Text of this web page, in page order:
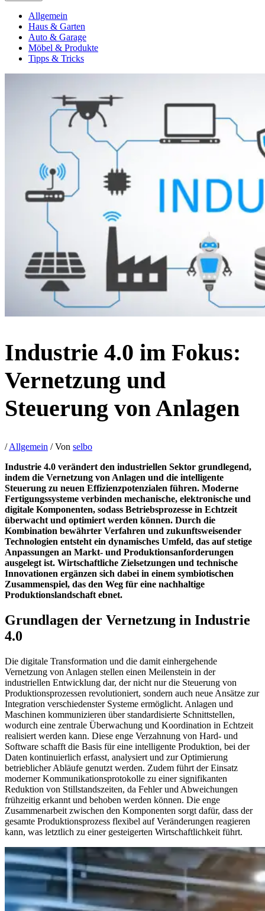
Allgemein
Haus & Garten
Auto & Garage
Möbel & Produkte
Tipps & Tricks
Industrie 4.0 im Fokus:
Vernetzung und
Steuerung von Anlagen
/Allgemein / Von selbo
Industrie 4.0 verändert den industriellen Sektor grundlegend,
indem die Vernetzung von Anlagen und die intelligente
Steuerung zu neuen Effizienzpotenzialen führen. Moderne
Fertigungssysteme verbinden mechanische, elektronische und
digitale Komponenten, sodass Betriebsprozesse in Echtzeit
überwacht und optimiert werden können. Durch die
Kombination bewährter Verfahren und zukunftsweisender
Technologien entsteht ein dynamisches Umfeld, das auf stetige
Anpassungen an Markt- und Produktionsanforderungen
ausgelegt ist. Wirtschaftliche Zielsetzungen und technische
Innovationen ergänzen sich dabei in einem symbiotischen
Zusammenspiel, das den Weg für eine nachhaltige
Produktionslandschaft ebnet.
Grundlagen der Vernetzung in Industrie
4.0
Die digitale Transformation und die damit einhergehende
Vernetzung von Anlagen stellen einen Meilenstein in der
industriellen Entwicklung dar, der nicht nur die Steuerung von
Produktionsprozessen revolutioniert, sondern auch neue Ansätze zur
Integration verschiedenster Systeme ermöglicht. Anlagen und
Maschinen kommunizieren über standardisierte Schnittstellen,
wodurch eine zentrale Überwachung und Koordination in Echtzeit
realisiert werden kann. Diese enge Verzahnung von Hard- und
Software schafft die Basis für eine intelligente Produktion, bei der
Daten kontinuierlich erfasst, analysiert und zur Optimierung
betrieblicher Abläufe genutzt werden. Zudem führt der Einsatz
moderner Kommunikationsprotokolle zu einer signifikanten
Reduktion von Stillstandszeiten, da Fehler und Abweichungen
frühzeitig erkannt und behoben werden können. Die enge
Zusammenarbeit zwischen den Komponenten sorgt dafür, dass der
gesamte Produktionsprozess flexibel auf Veränderungen reagieren
kann, was letztlich zu einer gesteigerten Wirtschaftlichkeit führt.